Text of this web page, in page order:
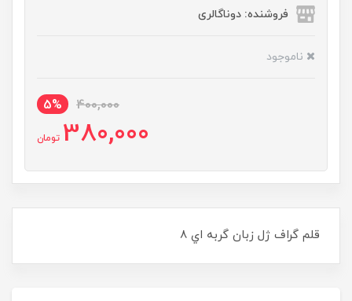
فروشنده: دوناگالری
ناموجود
400,000
5%
380,000 تومان
قلم گراف ژل زبان گربه اي 8